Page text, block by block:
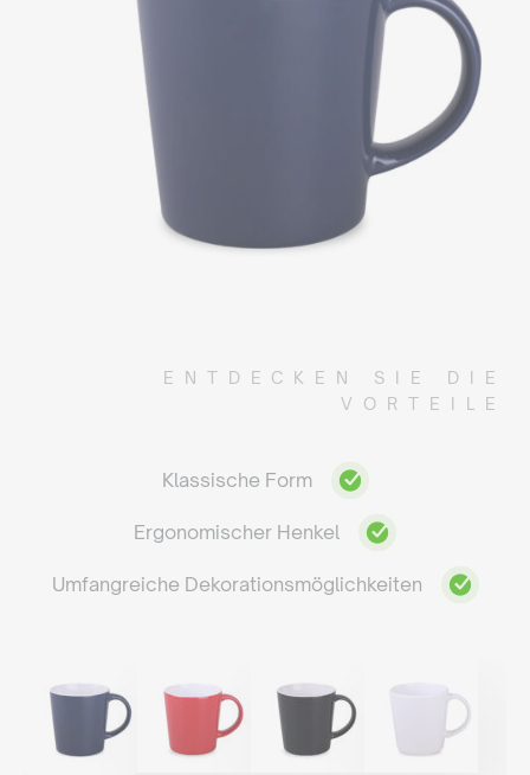
ENTDECKEN SIE DIE
VORTEILE
Klassische Form
Ergonomischer Henkel
Umfangreiche Dekorationsmöglichkeiten